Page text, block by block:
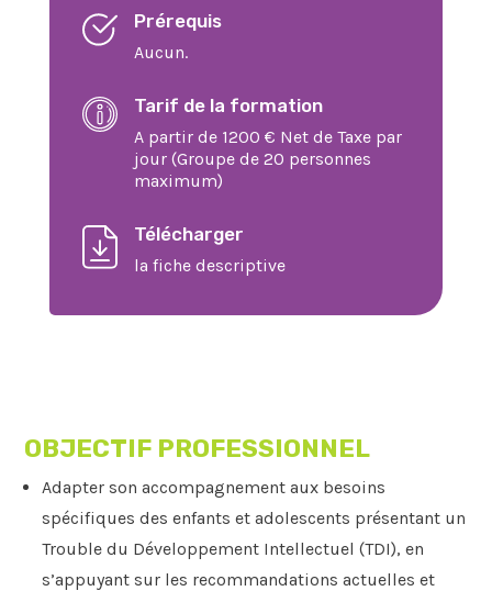
Prérequis
Aucun.
Tarif de la formation
A partir de 1200 € Net de Taxe par
jour (Groupe de 20 personnes
maximum)
Télécharger
la fiche descriptive
OBJECTIF PROFESSIONNEL
Adapter son accompagnement aux besoins
spécifiques des enfants et adolescents présentant un
Trouble du Développement Intellectuel (TDI), en
s’appuyant sur les recommandations actuelles et